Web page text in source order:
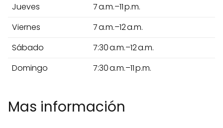
Jueves
7 a.m.–11 p.m.
Viernes
7 a.m.–12 a.m.
Sábado
7:30 a.m.–12 a.m.
Domingo
7:30 a.m.–11 p.m.
Mas información